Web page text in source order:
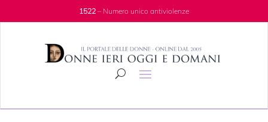
1522– Numero unico antiviolenze